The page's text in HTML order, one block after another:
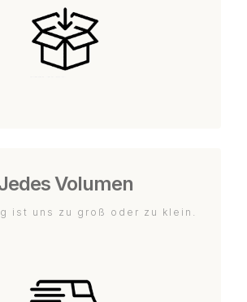
Volumen
ist uns zu groß oder zu klein.